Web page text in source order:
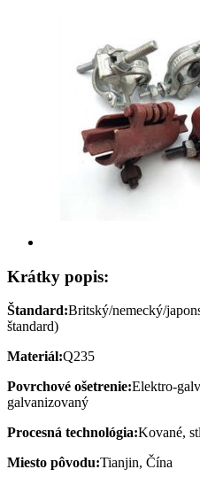
Krátky popis:
Štandard:Britský/nemecký/
štandard)
Materiál:Q235
Povrchové ošetrenie:Elektro-
galvanizovaný
Procesná technológia:Kované,
Miesto pôvodu:Tianjin, Čína